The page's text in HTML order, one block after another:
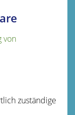
von
zuständige